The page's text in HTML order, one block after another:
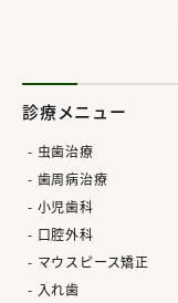
診療メニュー
虫歯治療
歯周病治療
小児歯科
口腔外科
マウスピース矯正
入れ歯